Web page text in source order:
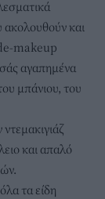
ακολουθούν και
de-makeup
αγαπημένα
μπάνιου, του
και απαλό
τα είδη